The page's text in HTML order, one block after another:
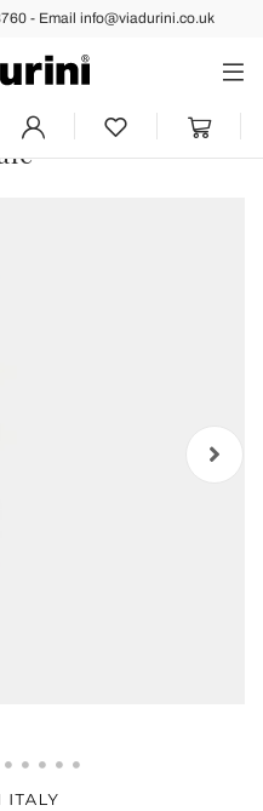
- Email info@viadurini.co.uk
Previous Next
1, 3 or 6 Lights in
- Typha by Il